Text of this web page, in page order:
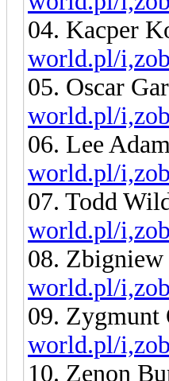
04. Kacper
world.pl/
05. Oscar
world.pl/
06. Lee
world.pl/
07. Todd
world.pl/
08.
world.pl/
09.
world.pl/
10. Zenon